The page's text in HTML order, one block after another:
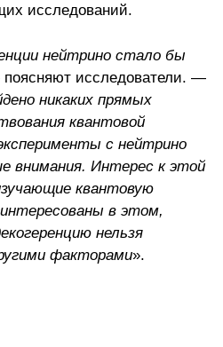
исследований.
нейтрино стало бы
исследователи. —
никаких прямых
квантовой
с нейтрино
внимания. Интерес к этой
квантовую
в этом,
нельзя
факторами».